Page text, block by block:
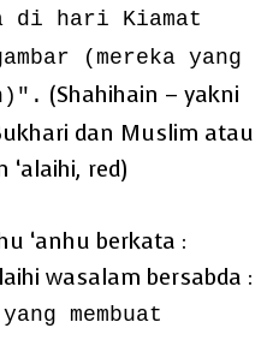
di hari Kiamat
(mereka yang
(Shahihain – yakni
dan Muslim atau
red)
‘anhu berkata :
wasalam bersabda :
membuat